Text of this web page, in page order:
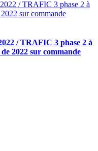
/ TRAFIC 3 phase 2 à
2022 sur commande